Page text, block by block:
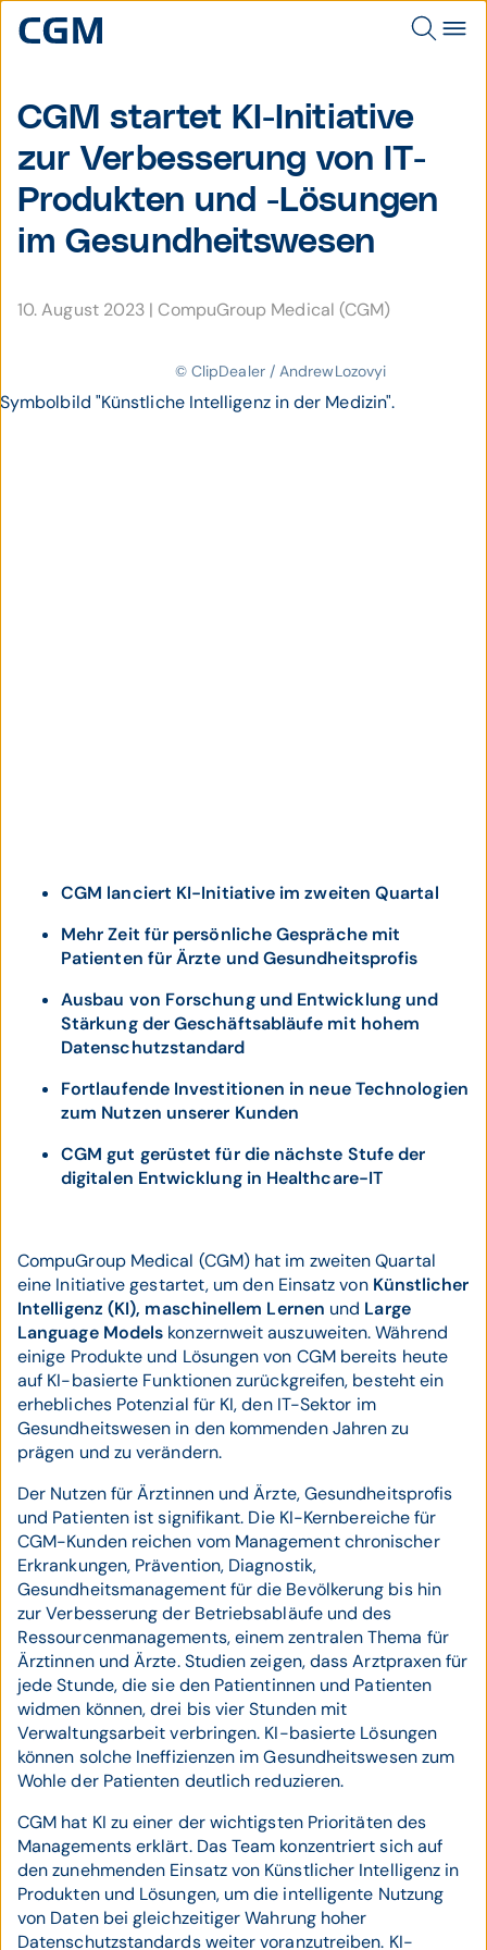
CGM startet KI-Initiative
zur Verbes­serung von IT-
Pro­dukten und -Lösungen
im Gesund­heits­wesen
10. August 2023 | CompuGroup Medical (CGM)
© ClipDealer / AndrewLozovyi
Symbolbild "Künstliche Intelligenz in der Medizin".
CGM lanciert KI-Initiative im zweiten Quartal
Mehr Zeit für persönliche Gespräche mit
Patienten für Ärzte und Gesundheitsprofis
Ausbau von Forschung und Entwicklung und
Stärkung der Geschäftsabläufe mit hohem
Datenschutzstandard
Fortlaufende Investitionen in neue Technologien
zum Nutzen unserer Kunden
CGM gut gerüstet für die nächste Stufe der
digitalen Entwicklung in Healthcare-IT
CompuGroup Medical (CGM) hat im zweiten Quartal
eine Initiative gestartet, um den Einsatz von Künstlicher
Intelligenz (KI), maschinellem Lernen und Large
Language Models konzernweit auszuweiten. Während
einige Produkte und Lösungen von CGM bereits heute
auf KI-basierte Funktionen zurückgreifen, besteht ein
erhebliches Potenzial für KI, den IT-Sektor im
Gesundheitswesen in den kommenden Jahren zu
prägen und zu verändern.
Der Nutzen für Ärztinnen und Ärzte, Gesundheitsprofis
und Patienten ist signifikant. Die KI-Kernbereiche für
CGM-Kunden reichen vom Management chronischer
Erkrankungen, Prävention, Diagnostik,
Gesundheitsmanagement für die Bevölkerung bis hin
zur Verbesserung der Betriebsabläufe und des
Ressourcenmanagements, einem zentralen Thema für
Ärztinnen und Ärzte. Studien zeigen, dass Arztpraxen für
jede Stunde, die sie den Patientinnen und Patienten
widmen können, drei bis vier Stunden mit
Verwaltungsarbeit verbringen. KI-basierte Lösungen
können solche Ineffizienzen im Gesundheitswesen zum
Wohle der Patienten deutlich reduzieren.
CGM hat KI zu einer der wichtigsten Prioritäten des
Managements erklärt. Das Team konzentriert sich auf
den zunehmenden Einsatz von Künstlicher Intelligenz in
Produkten und Lösungen, um die intelligente Nutzung
von Daten bei gleichzeitiger Wahrung hoher
Datenschutzstandards weiter voranzutreiben. KI-